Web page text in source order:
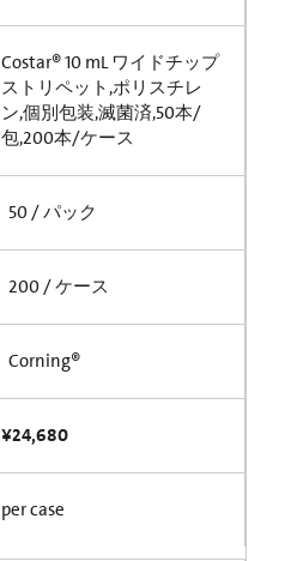
Costar® 10 mL ワイドチップ
ストリペット,ポリスチレ
ン,個別包装,滅菌済,50本/
包,200本/ケース
50 / パック
200 / ケース
Corning®
¥24,680
per case